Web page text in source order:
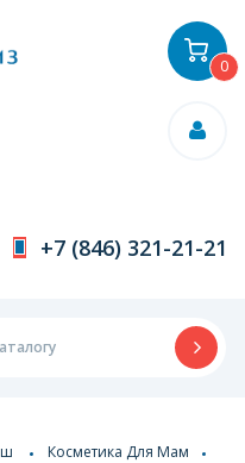
+7 (846) 321-21-21
0
Косметика Для Мам